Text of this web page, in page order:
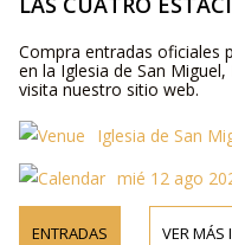
Compra entradas oficiales
en la Iglesia de San
visita nuestro sitio web.
Iglesia de San
mié 12 ago
ENTRADAS VER MÁS